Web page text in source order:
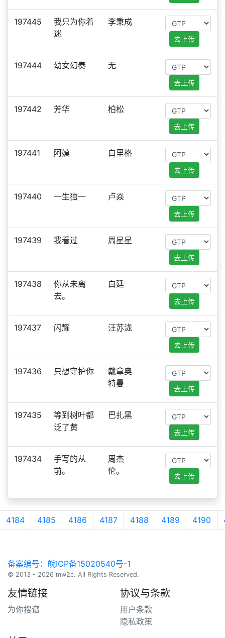
197445
我只为你着
迷
李秉成
去上传
197444 幼女幻奏 无
去上传
197442 芳华 柏松
去上传
197441 阿嫫 白里格
去上传
197440 一生独一 卢焱
去上传
197439 我看过 周星星
去上传
197438
你从未离
去。
白廷
去上传
197437 闪耀 汪苏泷
去上传
197436 只想守护你
戴拿奥
特曼
去上传
197435
等到树叶都
泛了黄
巴扎黑
去上传
197434
手写的从
前。
周杰
伦。
去上传
4184 4185 4186 4187 4188 4189 4190
备案编号：皖ICP备15020540号-1
© 2013 - 2026 mw2c. All Rights Reserved.
友情链接
为你搜谱
协议与条款
用户条款
隐私政策